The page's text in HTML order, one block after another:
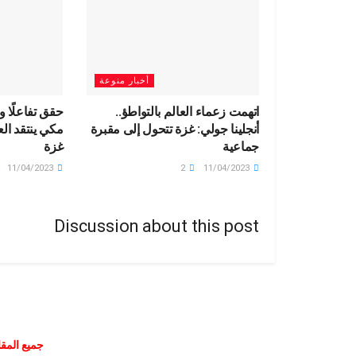
أخبار منوعة
اتهمت زعماء العالم بالتواطؤ..
أنجلينا جولي: غزة تتحول إلى مقبرة
جماعية
2
حقق تفاعلًا
مكي ينتقد
غزة
Discussion about this post
جميع